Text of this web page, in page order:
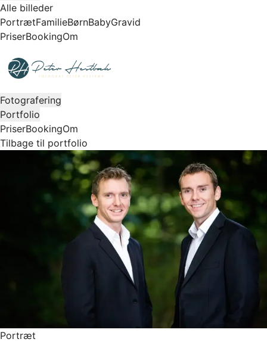
Alle billeder
PortrætFamilieBørnBabyGravid
PriserBookingOm
Fotografering
Portfolio
PriserBookingOm
Tilbage til portfolio
Portræt